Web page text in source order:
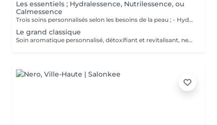
Les essentiels ; Hydralessence, Nutrilessence, ou
Calmessence
Trois soins personnalisés selon les besoins de la peau ; - Hydralessence : soin pour peaux déshydratées - Nutrilessence : soin pour peaux dénutries, sèches à très sèches - Calmessence : soin pour peaux sensibles, avec rougeurs
Le grand classique
Soin aromatique personnalisé, détoxifiant et revitalisant, nettoyage profond en 5 phases.